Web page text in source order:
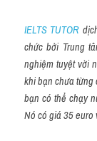
IELTS TUTOR
chức bởi Trung
nghiệm tuyệt vời
khi bạn chưa từng
bạn có thể chạy
Nó có giá 35 euro